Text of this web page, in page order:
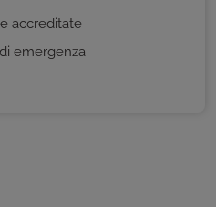
accreditate
emergenza